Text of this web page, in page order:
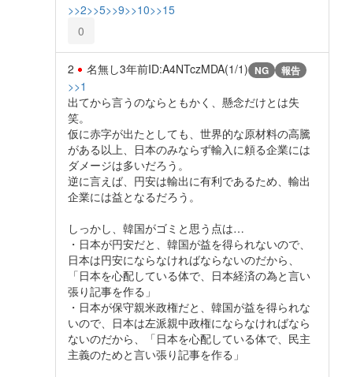
>>2>>5>>9>>10>>15
0
2 名無し3年前ID:A4NTczMDA(1/1) NG 報告
>>1
出てから言うのならともかく、懸念だけとは失
笑。
仮に赤字が出たとしても、世界的な原材料の高騰
がある以上、日本のみならず輸入に頼る企業には
ダメージは多いだろう。
逆に言えば、円安は輸出に有利であるため、輸出
企業には益となるだろう。
しっかし、韓国がゴミと思う点は…
・日本が円安だと、韓国が益を得られないので、
日本は円安にならなければならないのだから、
「日本を心配している体で、日本経済の為と言い
張り記事を作る」
・日本が保守親米政権だと、韓国が益を得られな
いので、日本は左派親中政権にならなければなら
ないのだから、「日本を心配している体で、民主
主義のためと言い張り記事を作る」